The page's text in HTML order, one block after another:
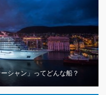
シャン」ってどんな船？